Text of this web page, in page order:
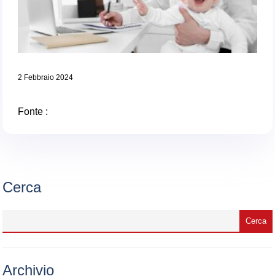
2 Febbraio 2024
Fonte :
Cerca
Archivio